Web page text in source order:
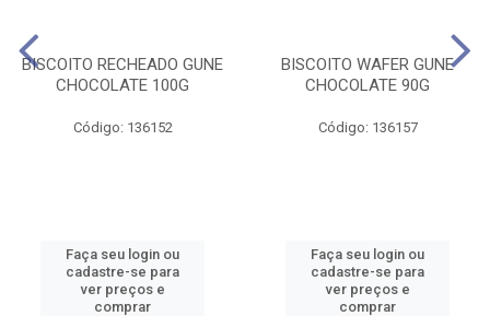
BISCOITO RECHEADO GUNE
CHOCOLATE 100G
Código: 136152
Faça seu login ou
cadastre-se para
ver preços e
comprar
BISCOITO WAFER GUNE
CHOCOLATE 90G
Código: 136157
Faça seu login ou
cadastre-se para
ver preços e
comprar